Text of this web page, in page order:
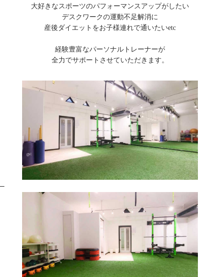
大好きなスポーツのパフォーマンスアップがしたい
デスクワークの運動不足解消に
産後ダイエットをお子様連れで通いたいetc
経験豊富なパーソナルトレーナーが
全力でサポートさせていただきます。
–